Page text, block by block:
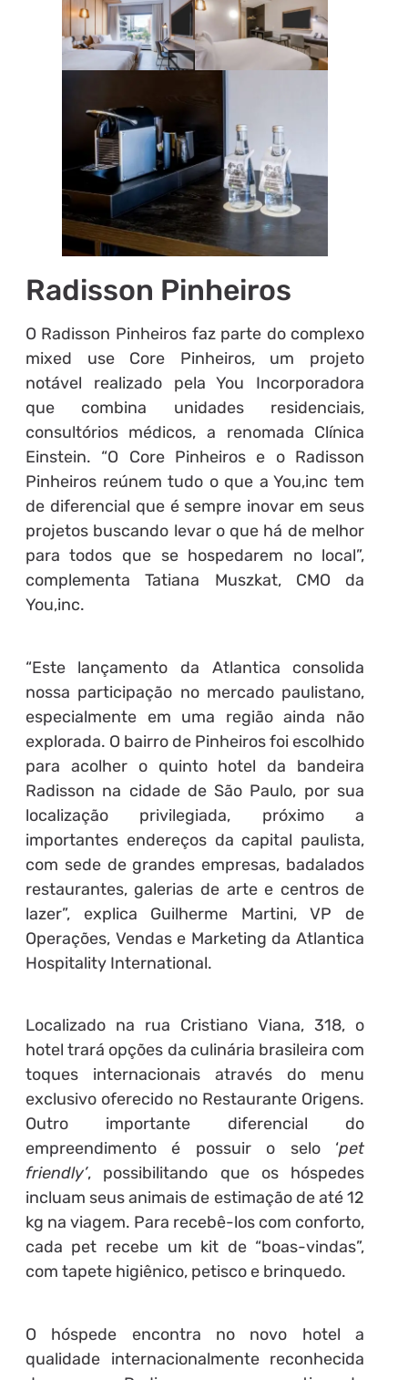
Radisson Pinheiros
O Radisson Pinheiros faz parte do complexo
mixed use Core Pinheiros, um projeto
notável realizado pela You Incorporadora
que combina unidades residenciais,
consultórios médicos, a renomada Clínica
Einstein. “O Core Pinheiros e o Radisson
Pinheiros reúnem tudo o que a You,inc tem
de diferencial que é sempre inovar em seus
projetos buscando levar o que há de melhor
para todos que se hospedarem no local”,
complementa Tatiana Muszkat, CMO da
You,inc.
“Este lançamento da Atlantica consolida
nossa participação no mercado paulistano,
especialmente em uma região ainda não
explorada. O bairro de Pinheiros foi escolhido
para acolher o quinto hotel da bandeira
Radisson na cidade de São Paulo, por sua
localização privilegiada, próximo a
importantes endereços da capital paulista,
com sede de grandes empresas, badalados
restaurantes, galerias de arte e centros de
lazer”, explica Guilherme Martini, VP de
Operações, Vendas e Marketing da Atlantica
Hospitality International.
Localizado na rua Cristiano Viana, 318, o
hotel trará opções da culinária brasileira com
toques internacionais através do menu
exclusivo oferecido no Restaurante Origens.
Outro importante diferencial do
empreendimento é possuir o selo ‘pet
friendly’, possibilitando que os hóspedes
incluam seus animais de estimação de até 12
kg na viagem. Para recebê-los com conforto,
cada pet recebe um kit de “boas-vindas”,
com tapete higiênico, petisco e brinquedo.
O hóspede encontra no novo hotel a
qualidade internacionalmente reconhecida